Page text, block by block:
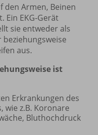
den Armen, Beinen
Ein EKG-Gerät
sie entweder als
aus.
ist
Erkrankungen des
wie z.B. Koronare
Bluthochdruck